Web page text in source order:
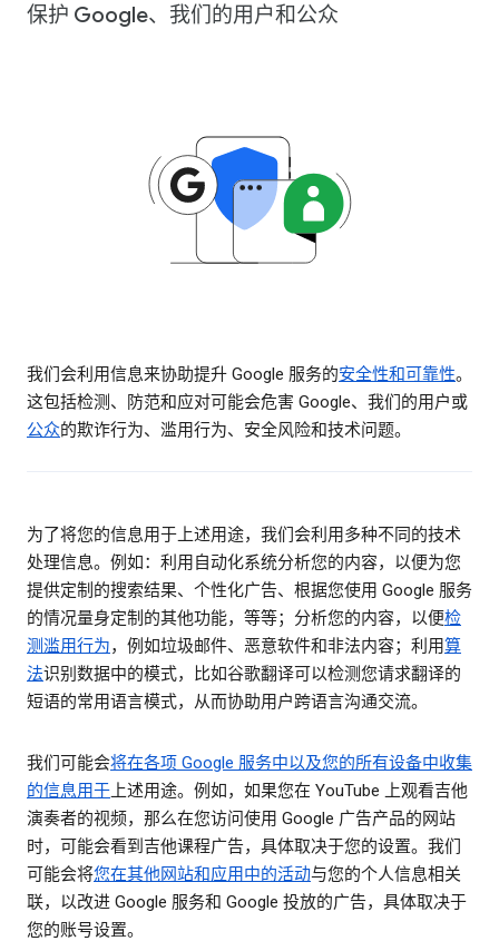
保护 Google、我们的用户和公众
我们会利用信息来协助提升 Google 服务的安全性和可靠性。
这包括检测、防范和应对可能会危害 Google、我们的用户或
公众的欺诈行为、滥用行为、安全风险和技术问题。
为了将您的信息用于上述用途，我们会利用多种不同的技术
处理信息。例如：利用自动化系统分析您的内容，以便为您
提供定制的搜索结果、个性化广告、根据您使用 Google 服务
的情况量身定制的其他功能，等等；分析您的内容，以便检
测滥用行为，例如垃圾邮件、恶意软件和非法内容；利用算
法识别数据中的模式，比如谷歌翻译可以检测您请求翻译的
短语的常用语言模式，从而协助用户跨语言沟通交流。
我们可能会将在各项 Google 服务中以及您的所有设备中收集
的信息用于上述用途。例如，如果您在 YouTube 上观看吉他
演奏者的视频，那么在您访问使用 Google 广告产品的网站
时，可能会看到吉他课程广告，具体取决于您的设置。我们
可能会将您在其他网站和应用中的活动与您的个人信息相关
联，以改进 Google 服务和 Google 投放的广告，具体取决于
您的账号设置。